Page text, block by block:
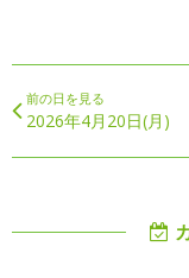
前の日を見る
2026年4月20日(月)